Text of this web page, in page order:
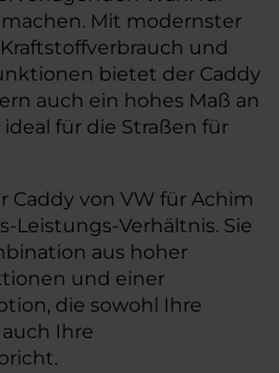
Mit modernster
und
bietet der Caddy
auch ein hohes Maß an
für die Straßen für
Caddy von VW für Achim
Leistungs-Verhältnis. Sie
aus hoher
und einer
die sowohl Ihre
Ihre